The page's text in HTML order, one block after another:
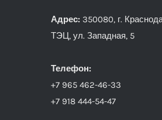
Адрес: 350080, г.
ТЭЦ, ул. Западная, 5
Телефон:
+7 965 462-46-33
+7 918 444-54-47